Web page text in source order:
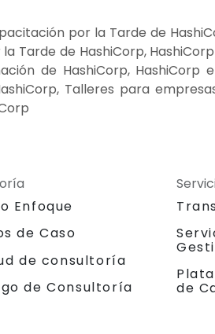
por la Tarde de
Tarde de HashiCorp,
de HashiCorp, HashiCorp
Talleres para
Enfoque
de Caso
de consultoría
de Consultoría
de